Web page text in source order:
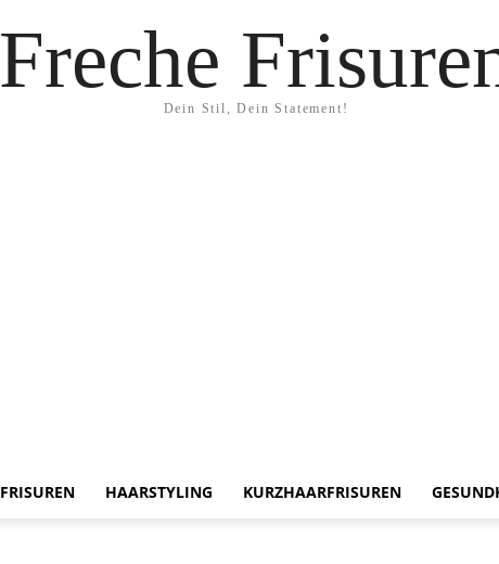
Freche
Dein Stil, Dein Statement!
FRISUREN HAARSTYLING KURZHAARFRISUREN